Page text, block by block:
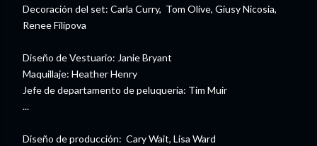
Decoración del set: Carla Curry, Tom Olive, Giusy Nicosia,
Renee Filipova
Diseño de Vestuario: Janie Bryant
Maquillaje: Heather Henry
Jefe de departamento de peluquería: Tim Muir
...
Diseño de producción: Cary Wait, Lisa Ward